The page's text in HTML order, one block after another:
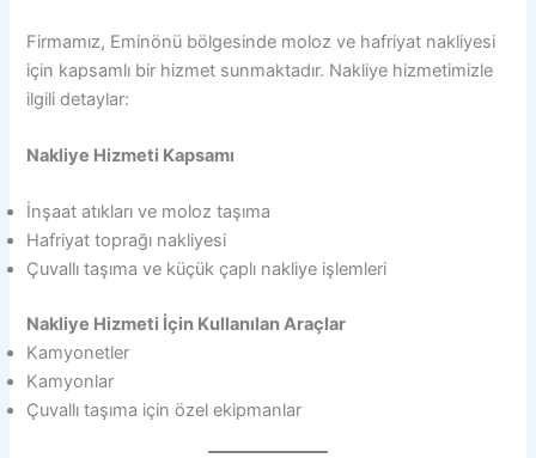
Firmamız, Eminönü bölgesinde moloz ve hafriyat nakliyesi
için kapsamlı bir hizmet sunmaktadır. Nakliye hizmetimizle
ilgili detaylar:
Nakliye Hizmeti Kapsamı
İnşaat atıkları ve moloz taşıma
Hafriyat toprağı nakliyesi
Çuvallı taşıma ve küçük çaplı nakliye işlemleri
Nakliye Hizmeti İçin Kullanılan Araçlar
Kamyonetler
Kamyonlar
Çuvallı taşıma için özel ekipmanlar